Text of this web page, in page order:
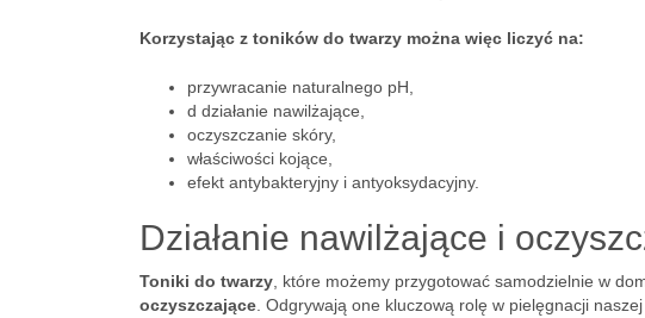
Korzystając z toników do twarzy można więc liczyć na:
przywracanie naturalnego pH,
d działanie nawilżające,
oczyszczanie skóry,
właściwości kojące,
efekt antybakteryjny i antyoksydacyjny.
Działanie nawilżające i
Toniki do twarzy , które możemy przygotować samodzielnie w
oczyszczające . Odgrywają one kluczową rolę w pielęgnacji